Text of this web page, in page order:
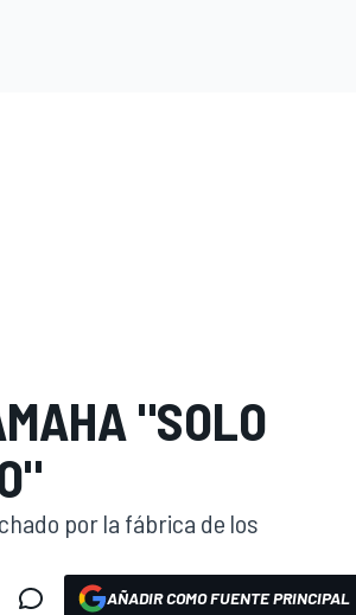
"SOLO
por la fábrica de los
AÑADIR COMO FUENTE PRINCIPAL